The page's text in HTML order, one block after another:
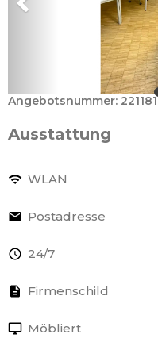
Angebotsnummer: 221181
Ausstattung
WLAN
Postadresse
24/7
Firmenschild
Möbliert